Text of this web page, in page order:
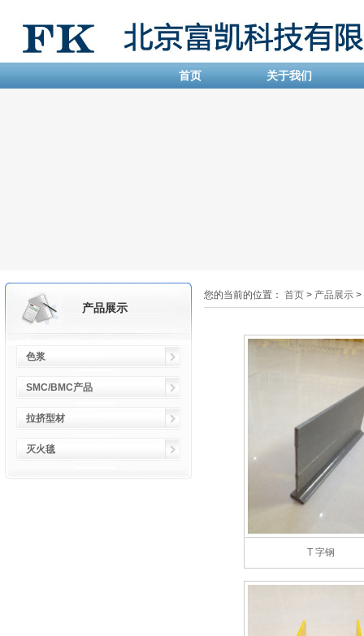
首页 关于我们
产品展示
色浆
SMC/BMC产品
拉挤型材
灭火毯
您的当前的位置： 首页 > 产品展示 >
T 字钢